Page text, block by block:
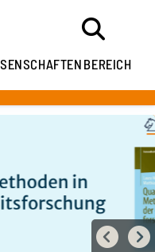
BEREICH